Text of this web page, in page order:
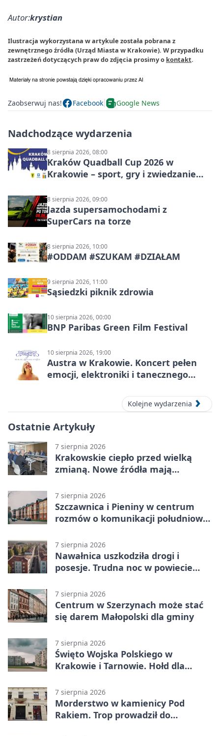
Autor:krystian
Ilustracja wykorzystana w artykule została pobrana z
zewnętrznego źródła (Urząd Miasta w Krakowie). W przypadku
zastrzeżeń dotyczących praw do zdjęcia prosimy o kontakt.
Zaobserwuj nas! Facebook Google News
Nadchodzące wydarzenia
8 sierpnia 2026, 08:00
Kraków Quadball Cup 2026 w
Krakowie – sport, gry i zwiedzanie
8 sierpnia 2026, 09:00
Jazda supersamochodami z
SuperCars na torze
8 sierpnia 2026, 10:00
#ODDAM #SZUKAM #DZIAŁAM
9 sierpnia 2026, 11:00
Sąsiedzki piknik zdrowia
10 sierpnia 2026, 00:00
BNP Paribas Green Film Festival
10 sierpnia 2026, 19:00
Austra w Krakowie. Koncert pełen
emocji, elektroniki i tanecznego
Kolejne wydarzenia
Ostatnie Artykuły
7 sierpnia 2026
Krakowskie ciepło przed wielką
zmianą. Nowe źródła mają
7 sierpnia 2026
Szczawnica i Pieniny w centrum
rozmów o komunikacji południowej
7 sierpnia 2026
Nawałnica uszkodziła drogi i
posesje. Trudna noc w powiecie
7 sierpnia 2026
Centrum w Szerzynach może stać
się darem Małopolski dla gminy
7 sierpnia 2026
Święto Wojska Polskiego w
Krakowie i Tarnowie. Hołd dla
7 sierpnia 2026
Morderstwo w kamienicy Pod
Rakiem. Trop prowadził do